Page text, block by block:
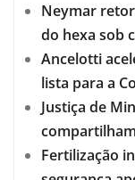
Neymar
do hexa sob
Ancelotti
lista para a
Justiça de
Fertilização